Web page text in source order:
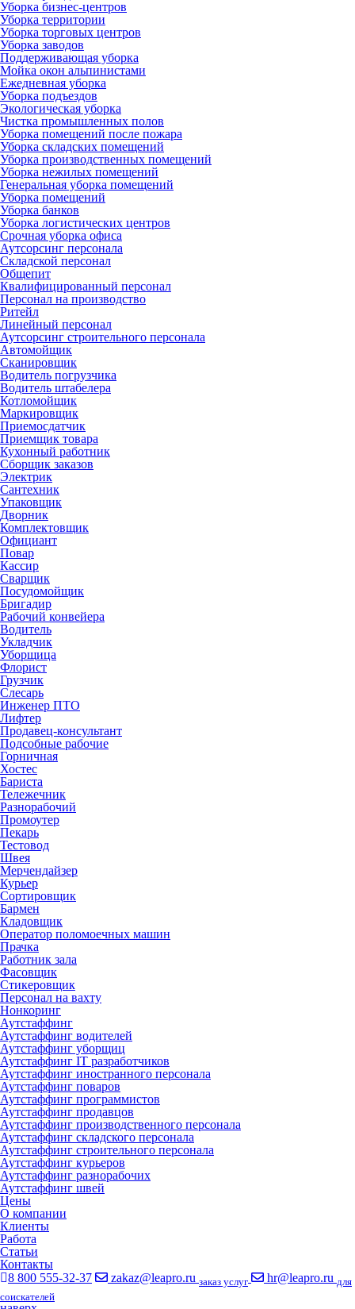
Уборка бизнес-центров
Уборка территории
Уборка торговых центров
Уборка заводов
Поддерживающая уборка
Мойка окон альпинистами
Ежедневная уборка
Уборка подъездов
Экологическая уборка
Чистка промышленных полов
Уборка помещений после пожара
Уборка складских помещений
Уборка производственных помещений
Уборка нежилых помещений
Генеральная уборка помещений
Уборка помещений
Уборка банков
Уборка логистических центров
Срочная уборка офиса
Аутсорсинг персонала
Складской персонал
Общепит
Квалифицированный персонал
Персонал на производство
Ритейл
Линейный персонал
Аутсорсинг строительного персонала
Автомойщик
Сканировщик
Водитель погрузчика
Водитель штабелера
Котломойщик
Маркировщик
Приемосдатчик
Приемщик товара
Кухонный работник
Сборщик заказов
Электрик
Сантехник
Упаковщик
Дворник
Комплектовщик
Официант
Повар
Кассир
Сварщик
Посудомойщик
Бригадир
Рабочий конвейера
Водитель
Укладчик
Уборщица
Флорист
Грузчик
Слесарь
Инженер ПТО
Лифтер
Продавец-консультант
Подсобные рабочие
Горничная
Хостес
Бариста
Тележечник
Разнорабочий
Промоутер
Пекарь
Тестовод
Швея
Мерчендайзер
Курьер
Сортировщик
Бармен
Кладовщик
Оператор поломоечных машин
Прачка
Работник зала
Фасовщик
Стикеровщик
Персонал на вахту
Нонкоринг
Аутстаффинг
Аутстаффинг водителей
Аутстаффинг уборщиц
Аутстаффинг IT разработчиков
Аутстаффинг иностранного персонала
Аутстаффинг поваров
Аутстаффинг программистов
Аутстаффинг продавцов
Аутстаффинг производственного персонала
Аутстаффинг складского персонала
Аутстаффинг строительного персонала
Аутстаффинг курьеров
Аутстаффинг разнорабочих
Аутстаффинг швей
Цены
О компании
Клиенты
Работа
Статьи
Контакты
8 800 555-32-37
zakaz@leapro.ru заказ услуг hr@leapro.ru для
соискателей